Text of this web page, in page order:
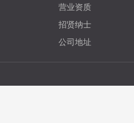
营业资质
招贤纳士
公司地址